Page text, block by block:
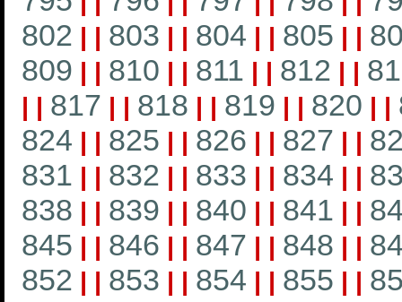
802 | | 803 | | 804 | | 805 | |
809 | | 810 | | 811 | | 812 | |
| | 817 | | 818 | | 819 | | 820 | |
824 | | 825 | | 826 | | 827 | |
831 | | 832 | | 833 | | 834 | |
838 | | 839 | | 840 | | 841 | |
845 | | 846 | | 847 | | 848 | |
852 | | 853 | | 854 | | 855 | |